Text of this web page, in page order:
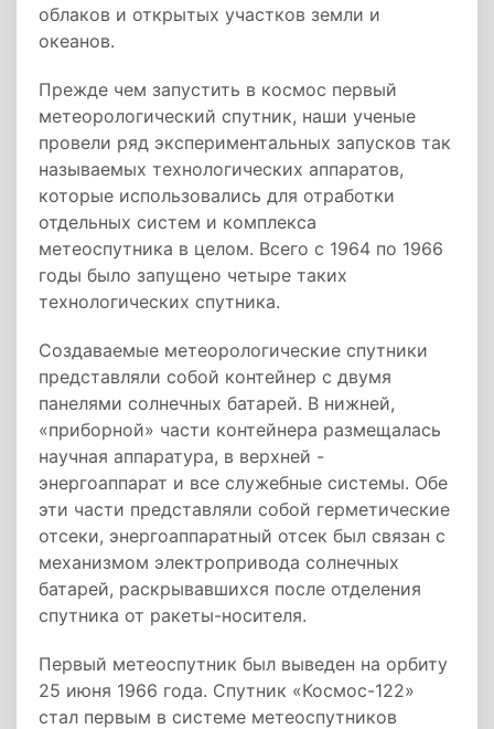
облаков и открытых участков земли и
океанов.
Прежде чем запустить в космос первый
метеорологический спутник, наши ученые
провели ряд экспериментальных запусков так
называемых технологических аппаратов,
которые использовались для отработки
отдельных систем и комплекса
метеоспутника в целом. Всего с 1964 по 1966
годы было запущено четыре таких
технологических спутника.
Создаваемые метеорологические спутники
представляли собой контейнер с двумя
панелями солнечных батарей. В нижней,
«приборной» части контейнера размещалась
научная аппаратура, в верхней -
энергоаппарат и все служебные системы. Обе
эти части представляли собой герметические
отсеки, энергоаппаратный отсек был связан с
механизмом электропривода солнечных
батарей, раскрывавшихся после отделения
спутника от ракеты-носителя.
Первый метеоспутник был выведен на орбиту
25 июня 1966 года. Спутник «Космос-122»
стал первым в системе метеоспутников